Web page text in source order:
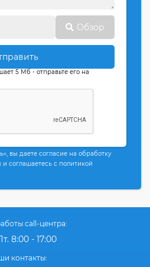
Обзор
5 Мб - отправьте его на
вы даете согласие на обработку
соглашаетесь с политикой
call-центра:
8:00 - 17:00
контакты: